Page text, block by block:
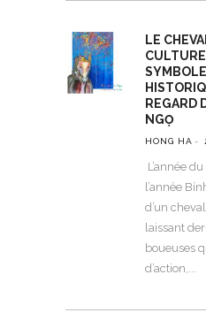
LE
REGARD
NGỌ
HONG HA
L’année
l’année
d’un
laissant
boueuses
d’action,